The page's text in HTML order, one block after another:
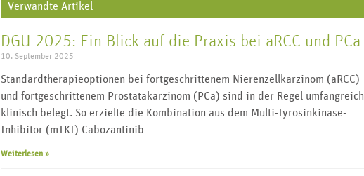
Verwandte Artikel
DGU 2025: Ein Blick auf die Praxis bei aRCC und PCa
10. September 2025
Standardtherapieoptionen bei fortgeschrittenem Nierenzellkarzinom (aRCC)
und fortgeschrittenem Prostatakarzinom (PCa) sind in der Regel umfangreich
klinisch belegt. So erzielte die Kombination aus dem Multi-Tyrosinkinase-
Inhibitor (mTKI) Cabozantinib
Weiterlesen »